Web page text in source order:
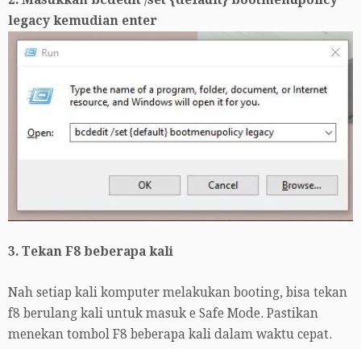
legacy kemudian enter
3. Tekan F8 beberapa kali
Nah setiap kali komputer melakukan booting, bisa tekan
f8 berulang kali untuk masuk e Safe Mode. Pastikan
menekan tombol F8 beberapa kali dalam waktu cepat.